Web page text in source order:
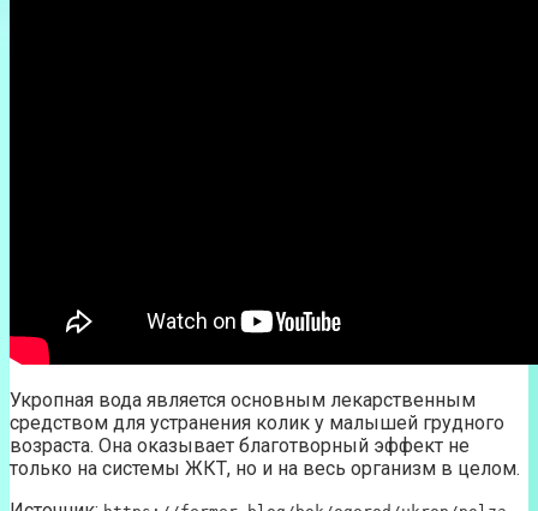
Укропная вода является основным лекарственным
средством для устранения колик у малышей грудного
возраста. Она оказывает благотворный эффект не
только на системы ЖКТ, но и на весь организм в целом.